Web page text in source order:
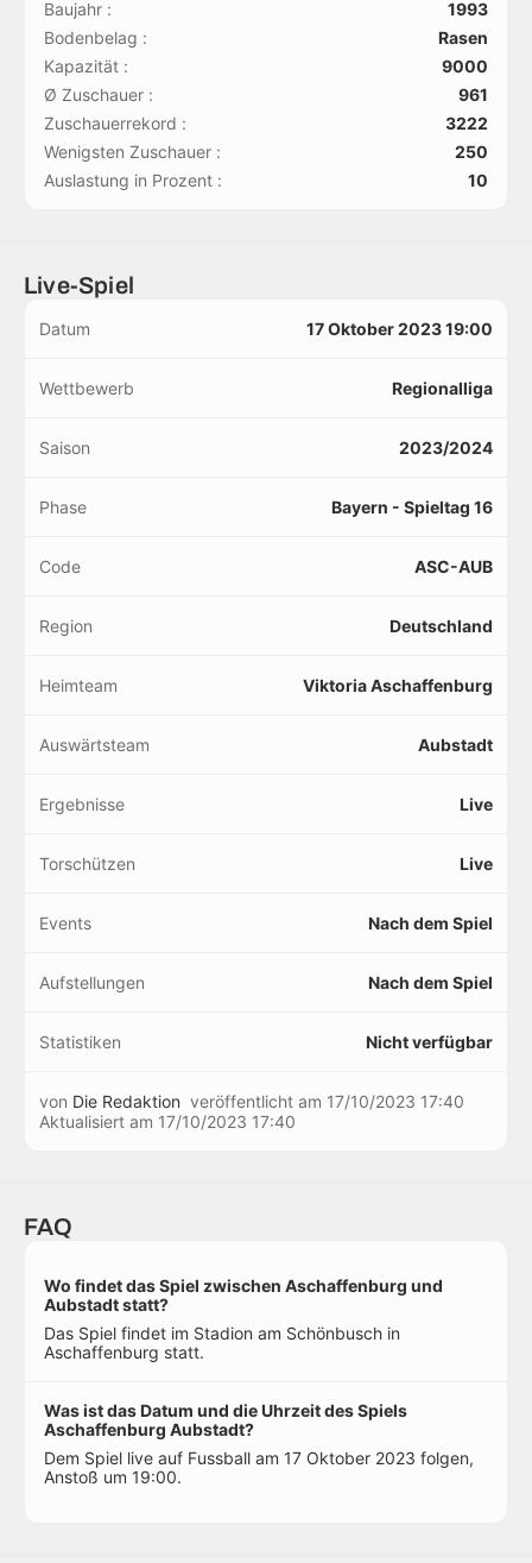
Baujahr :
1993
Bodenbelag :
Rasen
Kapazität :
9000
Ø Zuschauer :
961
Zuschauerrekord :
3222
Wenigsten Zuschauer :
250
Auslastung in Prozent :
10
Live-Spiel
Datum 17 Oktober 2023 19:00
Wettbewerb Regionalliga
Saison 2023/2024
Phase Bayern - Spieltag 16
Code ASC-AUB
Region Deutschland
Heimteam Viktoria Aschaffenburg
Auswärtsteam Aubstadt
Ergebnisse Live
Torschützen Live
Events Nach dem Spiel
Aufstellungen Nach dem Spiel
Statistiken Nicht verfügbar
von Die Redaktion veröffentlicht am 17/10/2023 17:40
Aktualisiert am 17/10/2023 17:40
FAQ
Wo findet das Spiel zwischen Aschaffenburg und
Aubstadt statt?
Das Spiel findet im Stadion am Schönbusch in
Aschaffenburg statt.
Was ist das Datum und die Uhrzeit des Spiels
Aschaffenburg Aubstadt?
Dem Spiel live auf Fussball am 17 Oktober 2023 folgen,
Anstoß um 19:00.